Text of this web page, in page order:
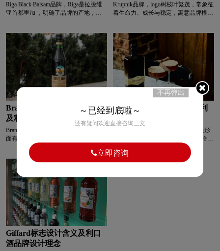
零售logo设计 龙舌兰logo设计 零食logo设计
卤味logo设计 L字母汉字酒店logo设计
亮特效logo设计 绿色logo设计 蓝色logo设计
门窗logo设计 摩托车logo设计
M字母汉字酒店logo设计 M字母酒店logo设计
内衣logo设计
奶茶logo设计
N字母酒店logo设计 啤酒logo设计
葡萄酒logo设计 培训机构logo设计
P字母酒店logo设计
Riga Black Balsam品牌，‌‌‌Riga是拉脱维
亚首都里加 ，明确了品牌的产地，借
地、历史、产品特性，塑造出具有历史
厚重感和地域特色的品牌形象。
Krupnik品牌，‌‌‌logo树枝叶繁茂，常象征
着生命力、成长与稳定，寓意品牌根基
关，品牌产品的丰富与优质，也为logo
增添自然、亲切之感。“Krupnik” 是核
心标识，字体设计有复古风格，品牌传
承悠久的制作工艺。首字母“K”用红色
突出，醒目且具视觉冲击力，吸引注意
力，也可能代表热情、活力等品牌特
质。
Branca Menta标志设计含义
及利口酒品牌设计理念
Branca Menta品牌，‌‌‌logo地球图案，表
面有网格状纹理，代表全球视野，暗示
品牌的国际化布局与影响力，传达出产
品在世界各地受欢迎、具有广泛受众的
理念。地球图案上的红色条带写着
“BRANCA”，突出品牌名，强化品牌识
别度。鹰站立在地球和酒瓶之上，翅膀
展开。鹰在许多文化中象征力量、自
由、高贵与权威 。在这里，寓意品牌
的强大实力、追求自由创新的精神，以
及在酒类行业中高端、权威的地位。同
时，鹰抓着酒瓶，表明品牌与产品紧密
关联，凸显产品特质。
Mr Black标志设计含义及利
Mr Black品牌，‌‌‌logo呈六边形，六边形
在自然界中常与蜂巢等结构关联，给人
规整、有序、稳定之感。在品牌标识
里，可能暗示品牌的坚实基础、稳定性
与系统性，传达出一种可靠、值得信赖
的形象。MR・BLACK“MR”是“Mister”
Giffard标志设计含义及利口
酒品牌设计理念
不再弹出
～已经到底啦～
还有疑问欢迎直接咨询三文
立即咨询